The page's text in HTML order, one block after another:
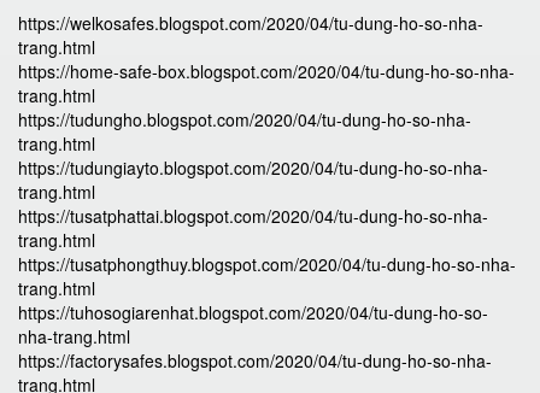
https://welkosafes.blogspot.com/2020/04/tu-dung-ho-so-nha-
trang.html
https://home-safe-box.blogspot.com/2020/04/tu-dung-ho-so-nha-
trang.html
https://tudungho.blogspot.com/2020/04/tu-dung-ho-so-nha-
trang.html
https://tudungiayto.blogspot.com/2020/04/tu-dung-ho-so-nha-
trang.html
https://tusatphattai.blogspot.com/2020/04/tu-dung-ho-so-nha-
trang.html
https://tusatphongthuy.blogspot.com/2020/04/tu-dung-ho-so-nha-
trang.html
https://tuhosogiarenhat.blogspot.com/2020/04/tu-dung-ho-so-
nha-trang.html
https://factorysafes.blogspot.com/2020/04/tu-dung-ho-so-nha-
trang.html